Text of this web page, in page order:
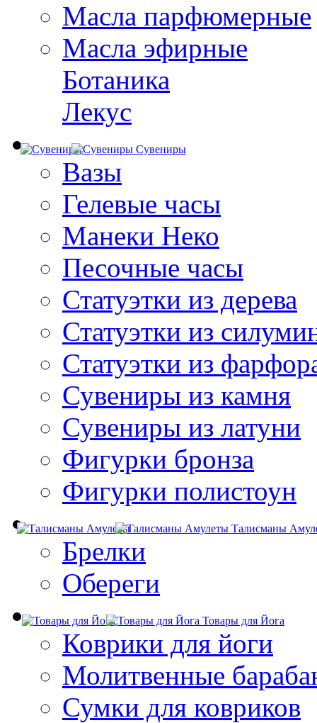
Масла парфюмерные
Масла эфирные
Ботаника
Лекус
Сувениры
Вазы
Гелевые часы
Манеки Неко
Песочные часы
Статуэтки из дерева
Статуэтки из
Статуэтки из
Сувениры из камня
Сувениры из латуни
Фигурки бронза
Фигурки полистоун
Талисманы
Брелки
Обереги
Товары для Йога
Коврики для йоги
Молитвенные
Сумки для ковриков